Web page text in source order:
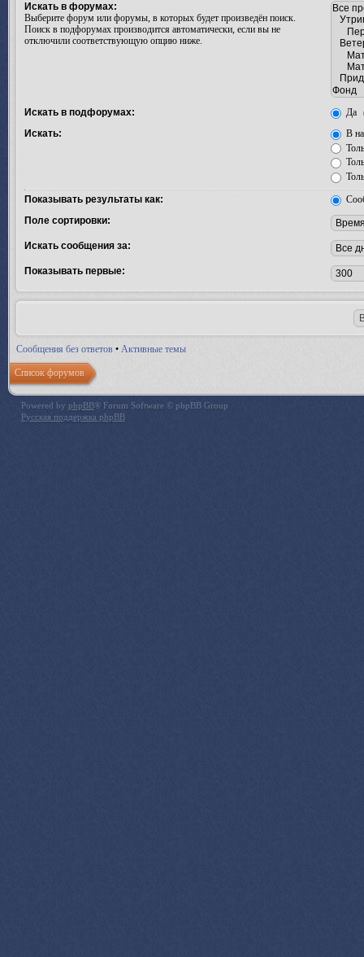
Искать в форумах:
Выберите форум или форумы, в которых будет произведён поиск.
Поиск в подфорумах производится автоматически, если вы не
отключили соответствующую опцию ниже.
Искать в подфорумах:
Да
Искать:
В
Показывать результаты как:
Поле сортировки:
Искать сообщения за:
Показывать первые:
Сообщения без ответов • Активные темы
Список форумов
Powered by phpBB® Forum Software © phpBB Group
Русская поддержка phpBB